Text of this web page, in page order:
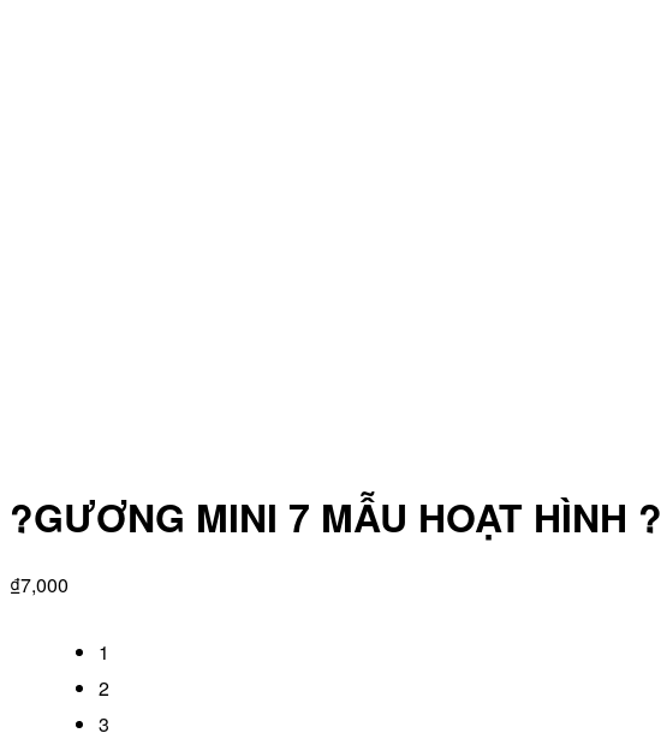
?GƯƠNG MINI 7 MẪU HOẠT HÌNH ?
₫7,000
1
2
3